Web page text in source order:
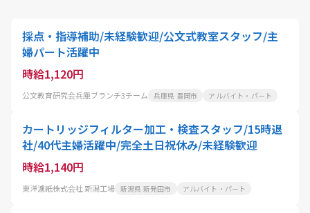
採点・指導補助/未経験歓迎/公文式教室スタッフ/主
婦パート活躍中
時給1,120円
公文教育研究会兵庫ブランチ3チーム 兵庫県 豊岡市 アルバイト・パート
カートリッジフィルター加工・検査スタッフ/15時退
社/40代主婦活躍中/完全土日祝休み/未経験歓迎
時給1,140円
東洋濾紙株式会社 新潟工場 新潟県 新発田市 アルバイト・パート